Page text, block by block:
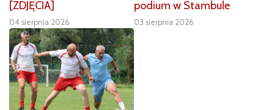
[ZDJĘCIA]
04 sierpnia 2026
podium w Stambule
03 sierpnia 2026